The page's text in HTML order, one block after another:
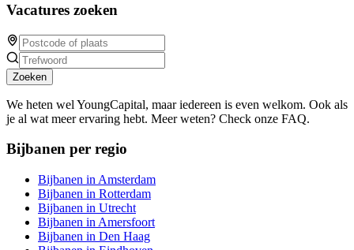
Vacatures zoeken
Zoeken
We heten wel YoungCapital, maar iedereen is even welkom. Ook als
je al wat meer ervaring hebt. Meer weten? Check onze FAQ.
Bijbanen per regio
Bijbanen in Amsterdam
Bijbanen in Rotterdam
Bijbanen in Utrecht
Bijbanen in Amersfoort
Bijbanen in Den Haag